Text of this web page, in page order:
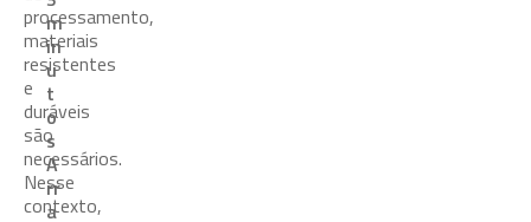
m
in
u
t
o
s
A
rr
a
processamento,
materiais
resistentes
e
duráveis
são
necessários.
Nesse
contexto,